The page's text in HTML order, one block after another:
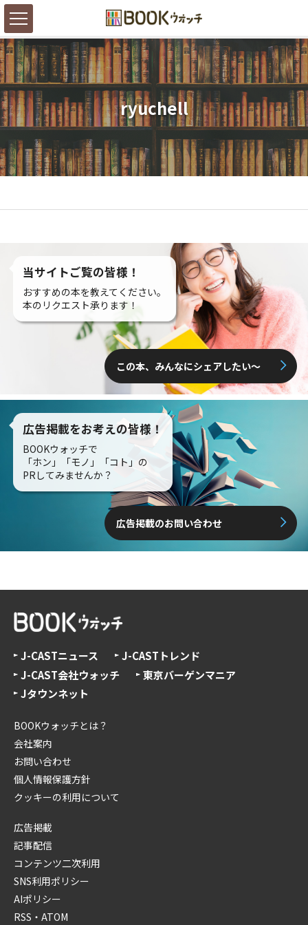
ryuchell
当サイトご覧の皆様！
おすすめの本を教えてください。
本のリクエスト承ります！
この本、みんなにシェアしたい〜
広告掲載をお考えの皆様！
BOOKウォッチで
「ホン」「モノ」「コト」の
PRしてみませんか？
広告掲載のお問い合わせ
J-CASTニュース
J-CASTトレンド
J-CAST会社ウォッチ
東京バーゲンマニア
Jタウンネット
BOOKウォッチとは？
会社案内
お問い合わせ
個人情報保護方針
クッキーの利用について
広告掲載
記事配信
コンテンツ二次利用
SNS利用ポリシー
AIポリシー
RSS・ATOM